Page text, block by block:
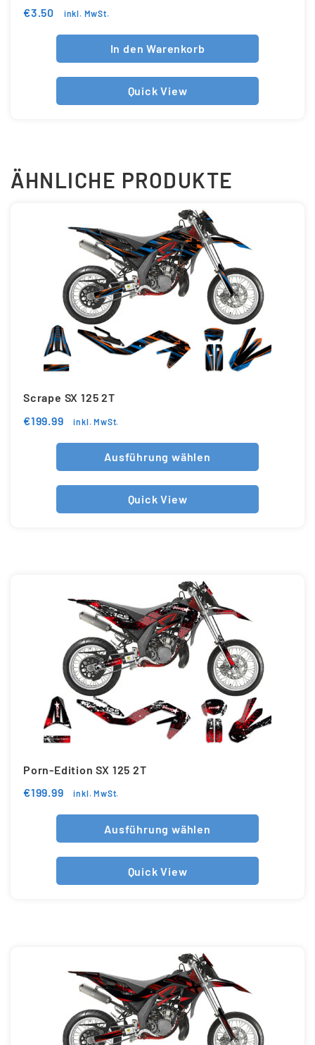
€3.50 inkl. MwSt.
In den Warenkorb
Quick View
ÄHNLICHE PRODUKTE
Scrape SX 125 2T
€199.99 inkl. MwSt.
Ausführung wählen
Quick View
Porn-Edition SX 125 2T
€199.99 inkl. MwSt.
Ausführung wählen
Quick View